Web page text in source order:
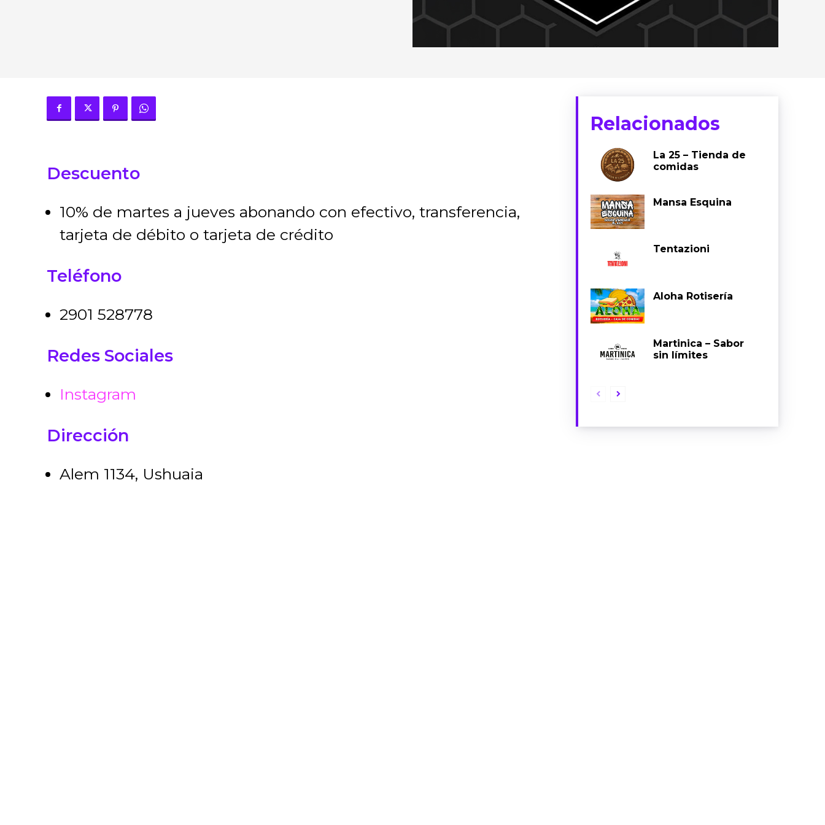
Descuento
10% de martes a jueves abonando con efectivo, transferencia,
tarjeta de débito o tarjeta de crédito
Teléfono
2901 528778
Redes Sociales
Instagram
Dirección
Alem 1134, Ushuaia
Relacionados
La 25 – Tienda de
comidas
Mansa Esquina
Tentazioni
Aloha Rotisería
Martinica – Sabor
sin límites